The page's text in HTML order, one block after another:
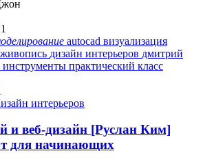
autocad визуализация
дизайн интерьеров дмитрий
инструменты практический класс
интерьеров
и веб-дизайн [Руслан Ким]
для начинающих